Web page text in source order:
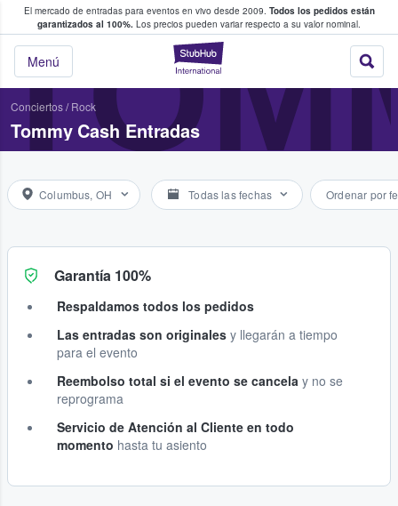
El mercado de entradas para eventos en vivo desde 2009. Todos los pedidos están
garantizados al 100%. Los precios pueden variar respecto a su valor nominal.
StubHub:
Menú
y venta de entradas entre fans
Conciertos/ Rock
Tommy Cash Entradas
Columbus, OH Todas las fechas Ordenar por
Garantía 100%
Respaldamos todos los pedidos
Las entradas son originales y llegarán a tiempo
para el evento
Reembolso total si el evento se cancela y no se
reprograma
Servicio de Atención al Cliente en todo
momento hasta tu asiento